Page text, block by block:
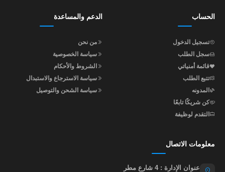
الحساب
تسجيل الدخول
سجل الطلب
قائمة أمنياتي
تتبع الطلب
المدونه
كن شريكًا تابعًا
التقدم لوظيفة
الدعم والمساعدة
من نحن
سياسة الخصوصية
الشروط والأحكام
سياسة الاسترجاع والاستبدال
سياسة الشحن والتوصيل
معلومات الاتصال
عنوان الإدارة : 4 شارع مطر